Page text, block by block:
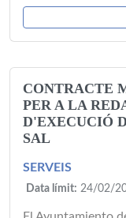
CONTRACTE
PER A LA
D'EXECUCIÓ
SAL
SERVEIS
Data límit: 24/02/